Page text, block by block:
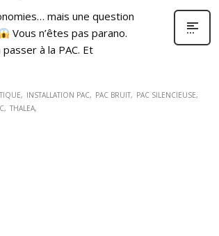
mais une question
Vous n’êtes pas parano.
à la PAC. Et
INSTALLATION PAC PAC BRUIT
PAC SILENCIEUSE
THALEA